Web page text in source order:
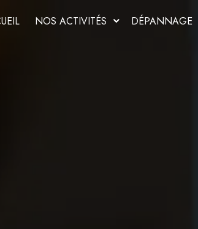
NOS ACTIVITÉS DÉPANNAGE